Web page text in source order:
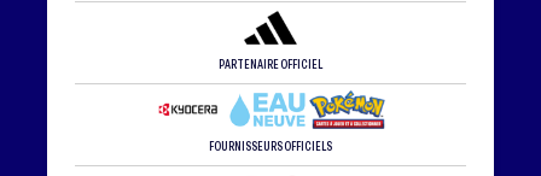
PARTENAIRE OFFICIEL
FOURNISSEURS OFFICIELS